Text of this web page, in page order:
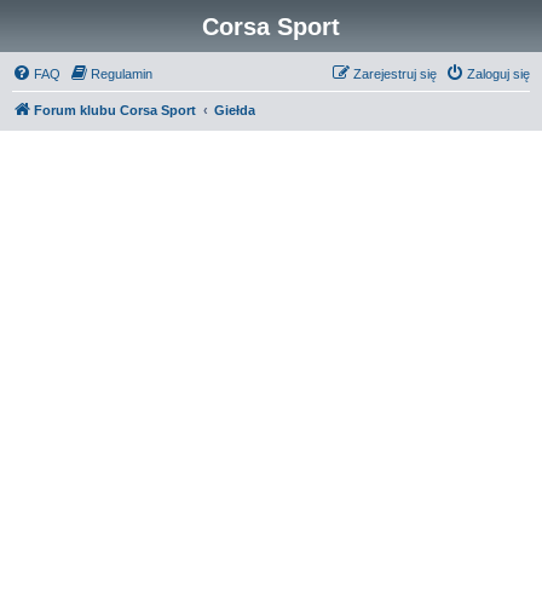
Corsa Sport
FAQ Regulamin Zaloguj się
Zarejestruj się
Forum klubu Corsa Sport Giełda